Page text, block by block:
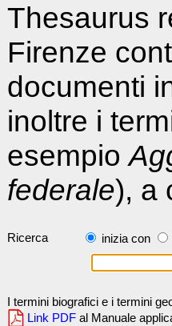
Thesaurus
Firenze
documenti
inoltre i
esempio
federale), a
Ricerca inizia con
I termini biografici e i termini
Link PDF al Manuale